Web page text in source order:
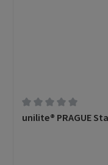
Durchschnittliche
unilite® PRAGUE